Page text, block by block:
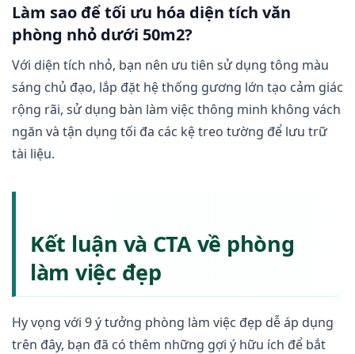
Làm sao để tối ưu hóa diện tích văn
phòng nhỏ dưới 50m2?
Với diện tích nhỏ, bạn nên ưu tiên sử dụng tông màu
sáng chủ đạo, lắp đặt hệ thống gương lớn tạo cảm giác
rộng rãi, sử dụng bàn làm việc thông minh không vách
ngăn và tận dụng tối đa các kệ treo tường để lưu trữ
tài liệu.
Kết luận và CTA về phòng
làm việc đẹp
Hy vọng với 9 ý tưởng phòng làm việc đẹp dễ áp dụng
trên đây, bạn đã có thêm những gợi ý hữu ích để bắt